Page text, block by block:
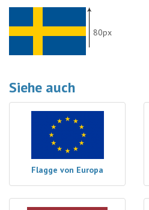
80px
Siehe auch
Flagge von Europa